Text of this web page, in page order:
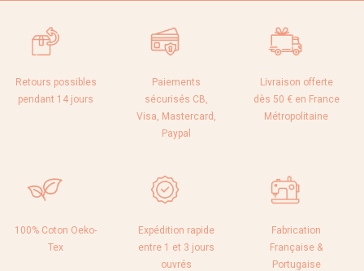
Retours possibles
pendant 14 jours
Paiements
sécurisés CB,
Visa, Mastercard,
Paypal
Livraison offerte
dès 50 € en France
Métropolitaine
100% Coton Oeko-
Tex
Expédition rapide
entre 1 et 3 jours
ouvrés
Fabrication
Française &
Portugaise